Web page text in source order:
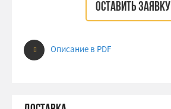
ОСТАВИТЬ ЗАЯВКУ
Описание в PDF